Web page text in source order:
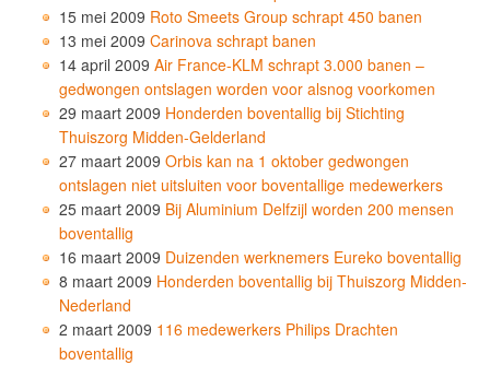
15 mei 2009 Roto Smeets Group schrapt 450 banen
13 mei 2009 Carinova schrapt banen
14 april 2009 Air France-KLM schrapt 3.000 banen –
gedwongen ontslagen worden voor alsnog voorkomen
29 maart 2009 Honderden boventallig bij Stichting
Thuiszorg Midden-Gelderland
27 maart 2009 Orbis kan na 1 oktober gedwongen
ontslagen niet uitsluiten voor boventallige medewerkers
25 maart 2009 Bij Aluminium Delfzijl worden 200 mensen
boventallig
16 maart 2009 Duizenden werknemers Eureko boventallig
8 maart 2009 Honderden boventallig bij Thuiszorg Midden-
Nederland
2 maart 2009 116 medewerkers Philips Drachten
boventallig